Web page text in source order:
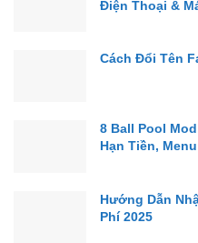
Điện Thoại &
Cách Đổi Tên
8 Ball Pool
Hạn Tiền,
Hướng Dẫn
Phí 2025